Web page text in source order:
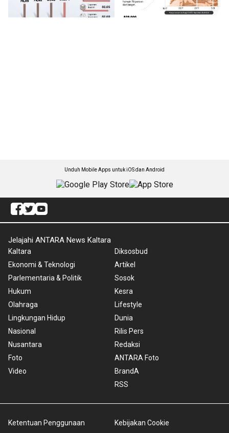
Unduh Mobile Apps untuk iOS dan Android
Jelajahi ANTARA News Kaltara
Kaltara
Ekonomi & Teknologi
Parlementaria & Politik
Hukum
Olahraga
Lingkungan Hidup
Nasional
Nusantara
Foto
Video
Diksosbud
Artikel
Sosok
Kesra
Lifestyle
Dunia
Rilis Pers
Redaksi
ANTARA Foto
BrandA
RSS
Ketentuan Penggunaan
Kebijakan Cookie